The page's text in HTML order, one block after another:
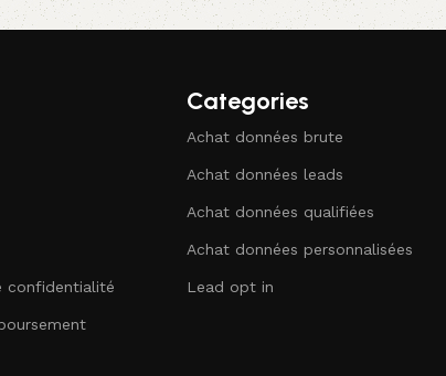
confidentialité
Categories
Achat données brute
Achat données leads
Achat données qualifiées
Achat données personnalisées
Lead opt in